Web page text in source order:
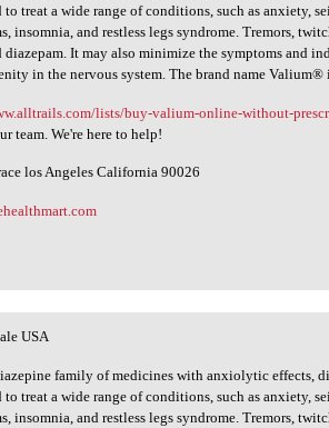
treat a wide range of conditions, such as anxiety,
insomnia, and restless legs syndrome. Tremors,
It may also minimize the symptoms and
in the nervous system. The brand name
lists/buy-valium-online-without-
team. We're here to help!
los Angeles California 90026
sale
USA
family of medicines with anxiolytic effects,
treat a wide range of conditions, such as anxiety,
insomnia, and restless legs syndrome. Tremors,